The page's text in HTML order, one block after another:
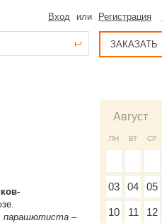
Вход или Регистрация
ЗАКАЗАТЬ
парашютиста –
ПН ВТ СР
03 04 05
10 11 12